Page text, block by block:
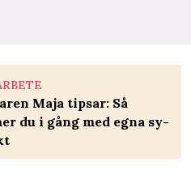
Maja tipsar: Så
du i gång med egna sy-